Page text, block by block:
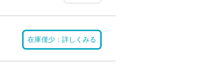
在庫僅少：詳しくみる